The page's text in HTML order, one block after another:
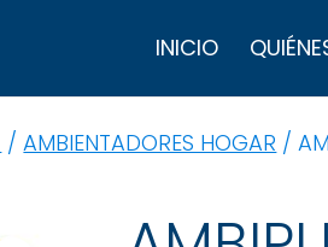
INICIO
/AMBIENTADORES HOGAR /